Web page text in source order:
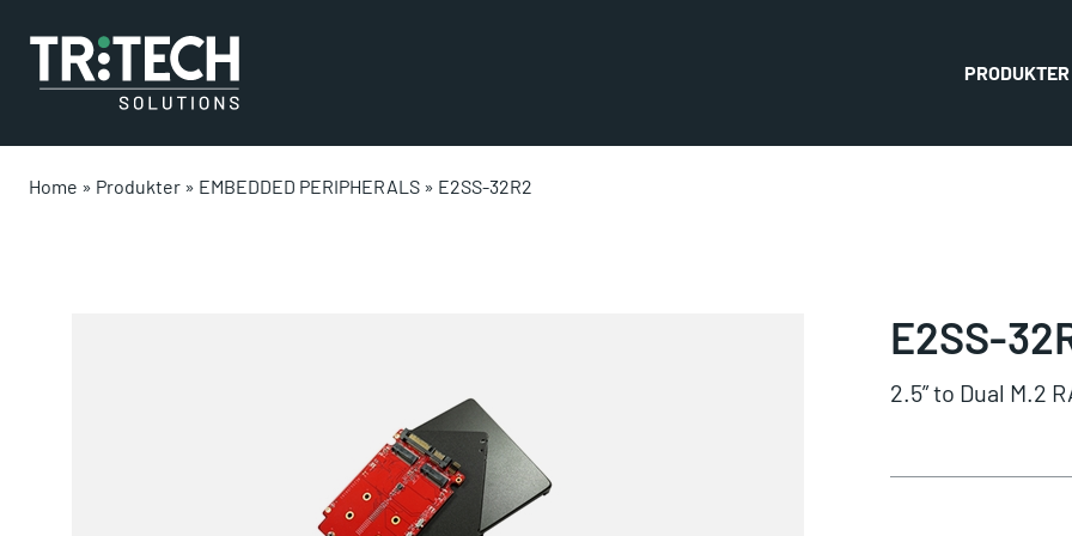
PRODUKTER
Home » Produkter » EMBEDDED PERIPHERALS » E2SS-32R2
E2SS-
2.5” to Dual M.2